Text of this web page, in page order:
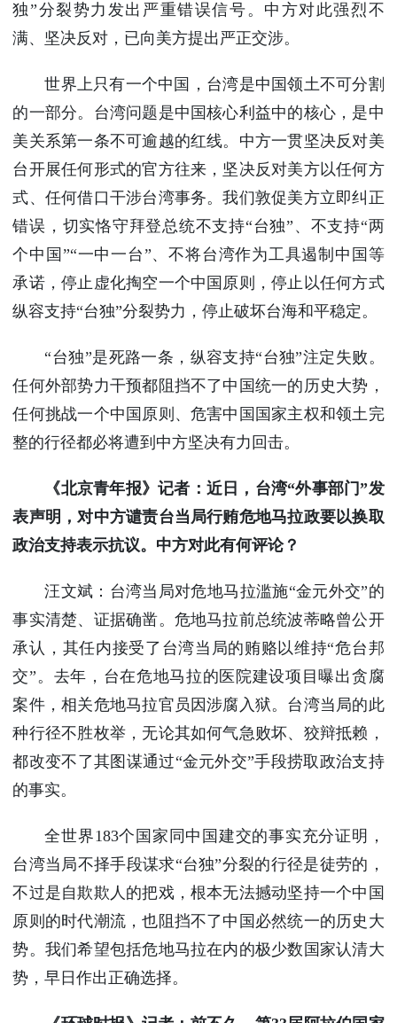
独”分裂势力发出严重错误信号。中方对此强烈不
满、坚决反对，已向美方提出严正交涉。
世界上只有一个中国，台湾是中国领土不可分割
的一部分。台湾问题是中国核心利益中的核心，是中
美关系第一条不可逾越的红线。中方一贯坚决反对美
台开展任何形式的官方往来，坚决反对美方以任何方
式、任何借口干涉台湾事务。我们敦促美方立即纠正
错误，切实恪守拜登总统不支持“台独”、不支持“两
个中国”“一中一台”、不将台湾作为工具遏制中国等
承诺，停止虚化掏空一个中国原则，停止以任何方式
纵容支持“台独”分裂势力，停止破坏台海和平稳定。
“台独”是死路一条，纵容支持“台独”注定失败。
任何外部势力干预都阻挡不了中国统一的历史大势，
任何挑战一个中国原则、危害中国国家主权和领土完
整的行径都必将遭到中方坚决有力回击。
《北京青年报》记者：近日，台湾“外事部门”发
表声明，对中方谴责台当局行贿危地马拉政要以换取
政治支持表示抗议。中方对此有何评论？
汪文斌：台湾当局对危地马拉滥施“金元外交”的
事实清楚、证据确凿。危地马拉前总统波蒂略曾公开
承认，其任内接受了台湾当局的贿赂以维持“危台邦
交”。去年，台在危地马拉的医院建设项目曝出贪腐
案件，相关危地马拉官员因涉腐入狱。台湾当局的此
种行径不胜枚举，无论其如何气急败坏、狡辩抵赖，
都改变不了其图谋通过“金元外交”手段捞取政治支持
的事实。
全世界183个国家同中国建交的事实充分证明，
台湾当局不择手段谋求“台独”分裂的行径是徒劳的，
不过是自欺欺人的把戏，根本无法撼动坚持一个中国
原则的时代潮流，也阻挡不了中国必然统一的历史大
势。我们希望包括危地马拉在内的极少数国家认清大
势，早日作出正确选择。